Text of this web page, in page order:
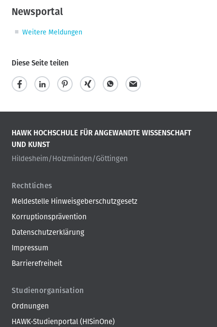
Newsportal
Weitere Meldungen
Diese Seite teilen
HAWK HOCHSCHULE FÜR ANGEWANDTE WISSENSCHAFT
UND KUNST
Hildesheim/Holzminden/Göttingen
Rechtliches
Meldestelle Hinweisgeberschutzgesetz
Korruptionsprävention
Datenschutzerklärung
Impressum
Barrierefreiheit
Studienorganisation
Ordnungen
HAWK-Studienportal (HISinOne)